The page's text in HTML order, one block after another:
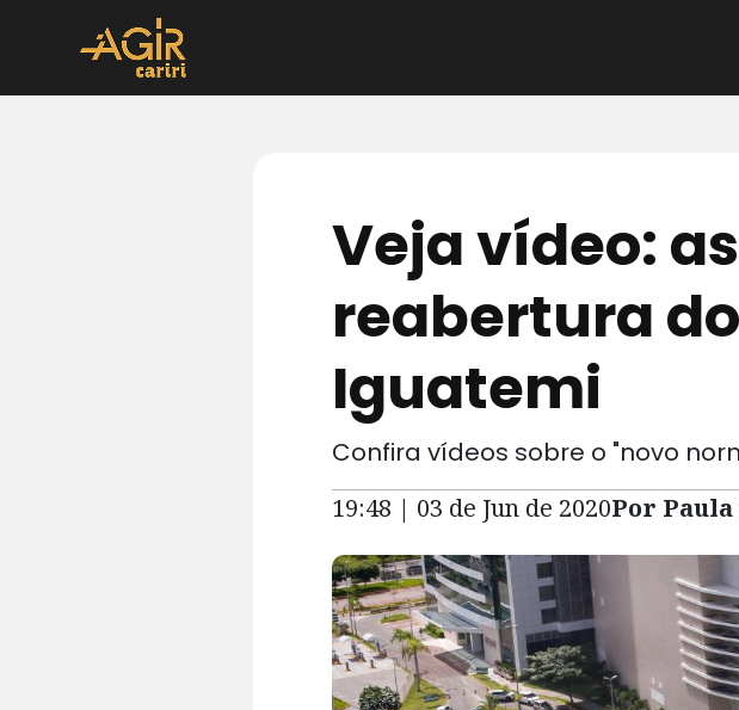
Veja vídeo:
reabertura
Iguatemi
Confira vídeos sobre o "novo
19:48 | 03 de Jun de 2020Por